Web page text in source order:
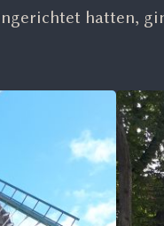
hatten,